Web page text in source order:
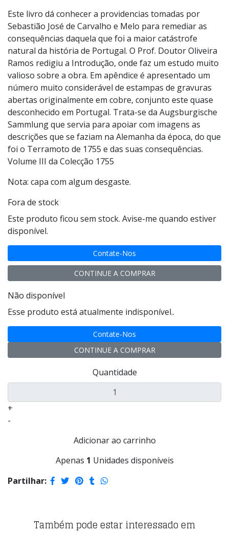
Este livro dá conhecer a providencias tomadas por
Sebastião José de Carvalho e Melo para remediar as
consequências daquela que foi a maior catástrofe
natural da história de Portugal. O Prof. Doutor Oliveira
Ramos redigiu a Introdução, onde faz um estudo muito
valioso sobre a obra. Em apêndice é apresentado um
número muito considerável de estampas de gravuras
abertas originalmente em cobre, conjunto este quase
desconhecido em Portugal. Trata-se da Augsburgische
Sammlung que servia para apoiar com imagens as
descrições que se faziam na Alemanha da época, do que
foi o Terramoto de 1755 e das suas consequências.
Volume III da Colecção 1755
Nota: capa com algum desgaste.
Fora de stock
Este produto ficou sem stock. Avise-me quando estiver
disponível.
Contate-Nos
CONTINUE A COMPRAR
Não disponível
Esse produto está atualmente indisponível..
Contate-Nos
CONTINUE A COMPRAR
Quantidade
+
-
Apenas 1 Unidades disponíveis
Partilhar:
Também pode estar interessado em